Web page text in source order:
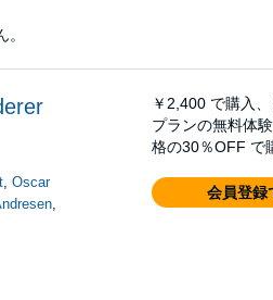
,Oscar
￥2,400 で購入
プランの無料体
格の30％OFF で
会員登録